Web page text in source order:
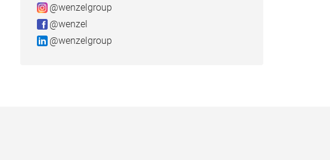
@wenzelgroup
@wenzel
@wenzelgroup